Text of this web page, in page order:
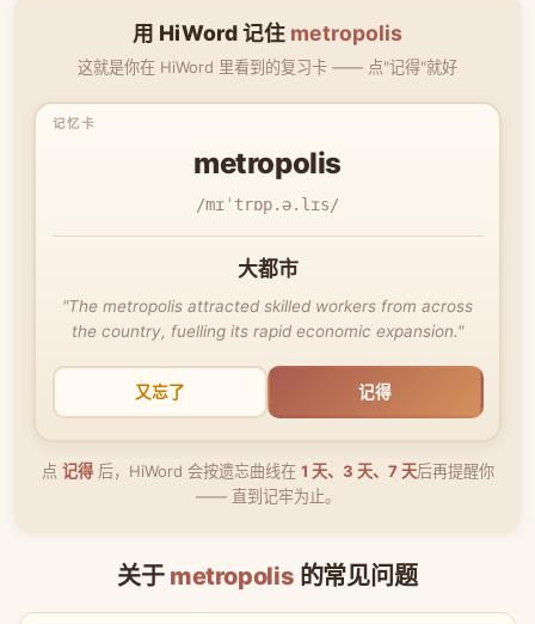
用 HiWord 记住 metropolis
这就是你在 HiWord 里看到的复习卡 —— 点"记得"就好
metropolis
/mɪˈtrɒp.ə.lɪs/
大都市
"The metropolis attracted skilled workers from across
the country, fuelling its rapid economic expansion."
又忘了 记得
点 记得后，HiWord 会按遗忘曲线在 1 天、3 天、7 天后再提醒你
—— 直到记牢为止。
关于 metropolis 的常见问题